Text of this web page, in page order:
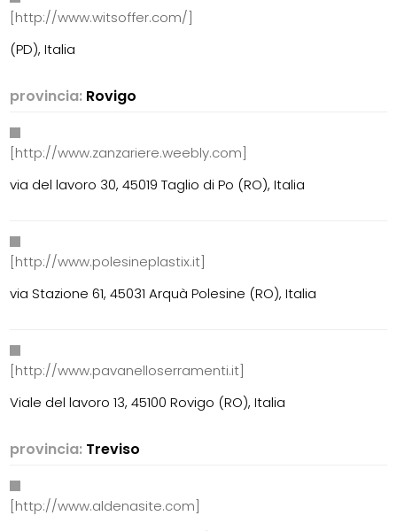
[http://www.witsoffer.com/]
(PD), Italia
provincia: Rovigo
[http://www.zanzariere.weebly.com]
via del lavoro 30, 45019 Taglio di Po (RO), Italia
[http://www.polesineplastix.it]
via Stazione 61, 45031 Arquà Polesine (RO), Italia
[http://www.pavanelloserramenti.it]
Viale del lavoro 13, 45100 Rovigo (RO), Italia
provincia: Treviso
[http://www.aldenasite.com]